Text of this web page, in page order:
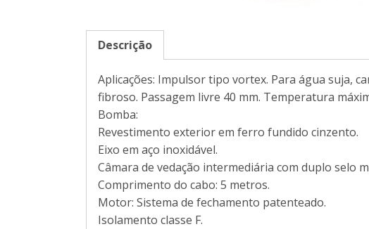
Descrição
Aplicações: Impulsor tipo vortex. Para água suja,
fibroso. Passagem livre 40 mm. Temperatura
Bomba:
Revestimento exterior em ferro fundido cinzento.
Eixo em aço inoxidável.
Câmara de vedação intermediária com duplo selo
Comprimento do cabo: 5 metros.
Motor: Sistema de fechamento patenteado.
Isolamento classe F.